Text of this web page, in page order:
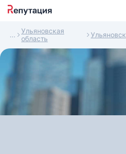
Ульяновская
область
Ульяновск